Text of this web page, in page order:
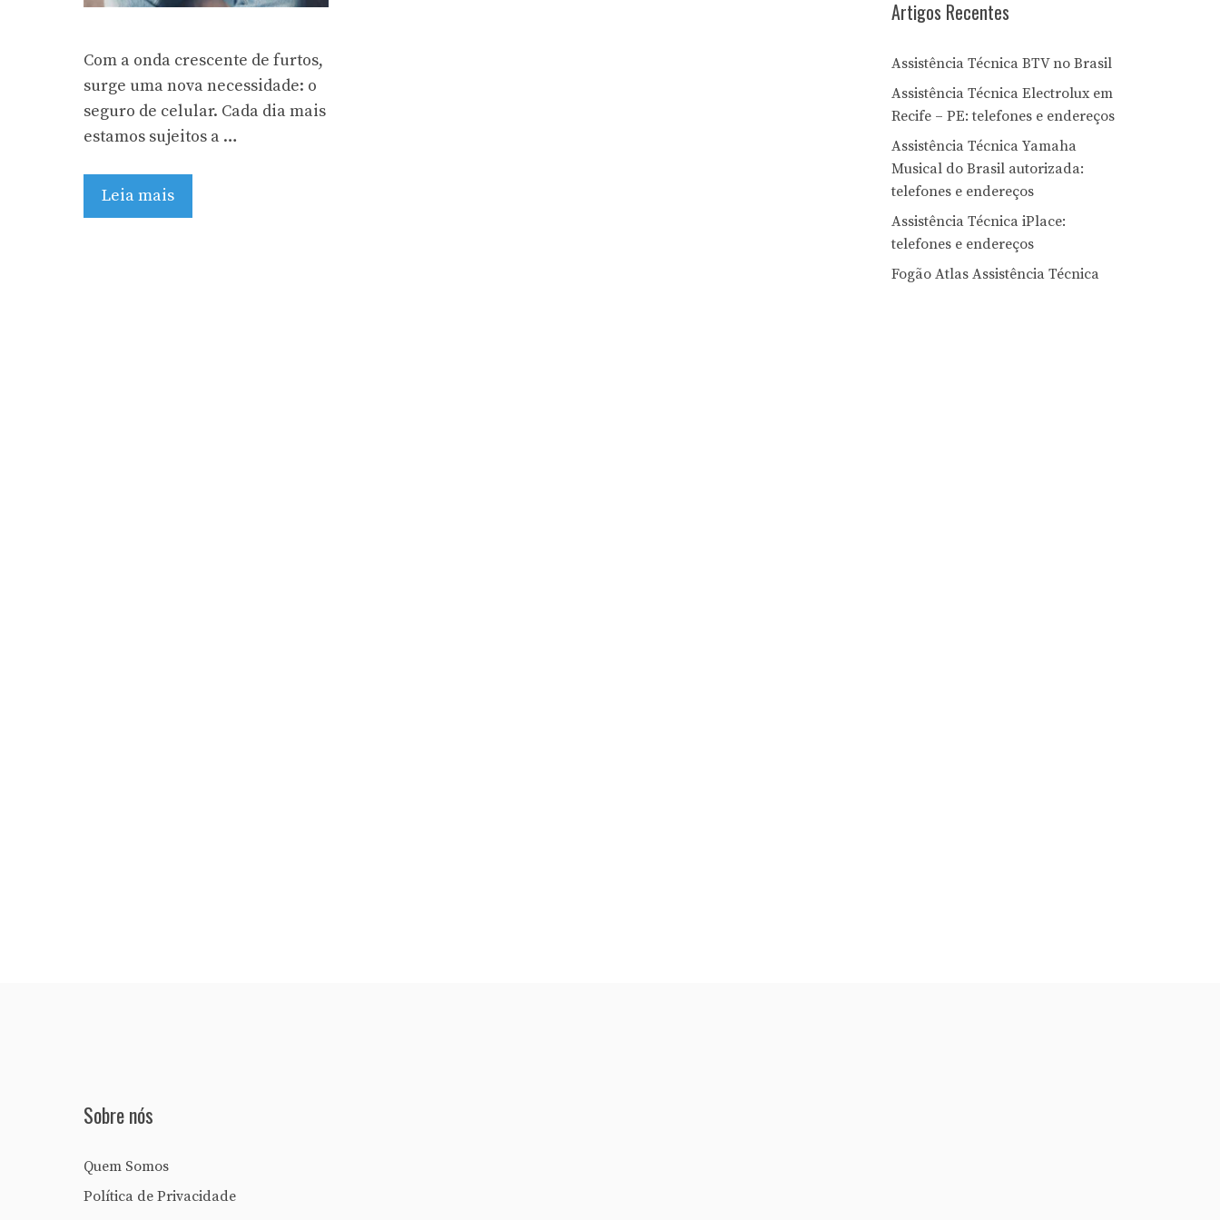
Com a onda crescente de furtos,
surge uma nova necessidade: o
seguro de celular. Cada dia mais
estamos sujeitos a …
Leia mais
Artigos Recentes
Assistência Técnica BTV no Brasil
Assistência Técnica Electrolux em
Recife – PE: telefones e endereços
Assistência Técnica Yamaha
Musical do Brasil autorizada:
telefones e endereços
Assistência Técnica iPlace:
telefones e endereços
Fogão Atlas Assistência Técnica
Sobre nós
Quem Somos
Política de Privacidade